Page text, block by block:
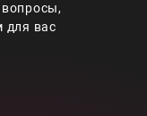
вопросы,
для вас